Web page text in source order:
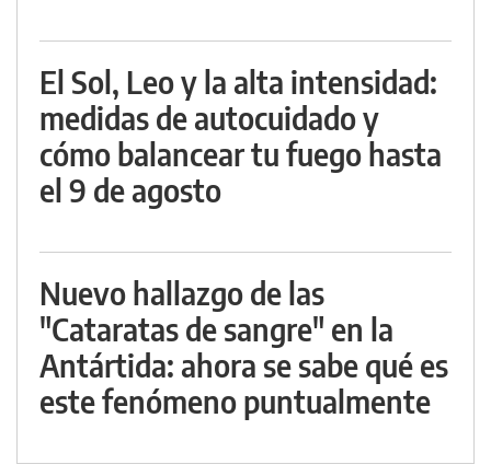
El Sol, Leo y la alta intensidad:
medidas de autocuidado y
cómo balancear tu fuego hasta
el 9 de agosto
Nuevo hallazgo de las
"Cataratas de sangre" en la
Antártida: ahora se sabe qué es
este fenómeno puntualmente